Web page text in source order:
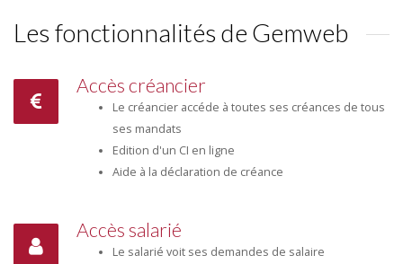
Les fonctionnalités de Gemweb
Accès créancier
Le créancier accéde à toutes ses créances de tous
ses mandats
Edition d'un CI en ligne
Aide à la déclaration de créance
Accès salarié
Le salarié voit ses demandes de salaire